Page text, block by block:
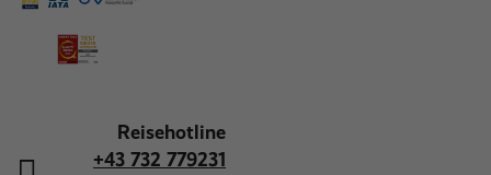
Reisehotline
+43 732 779231